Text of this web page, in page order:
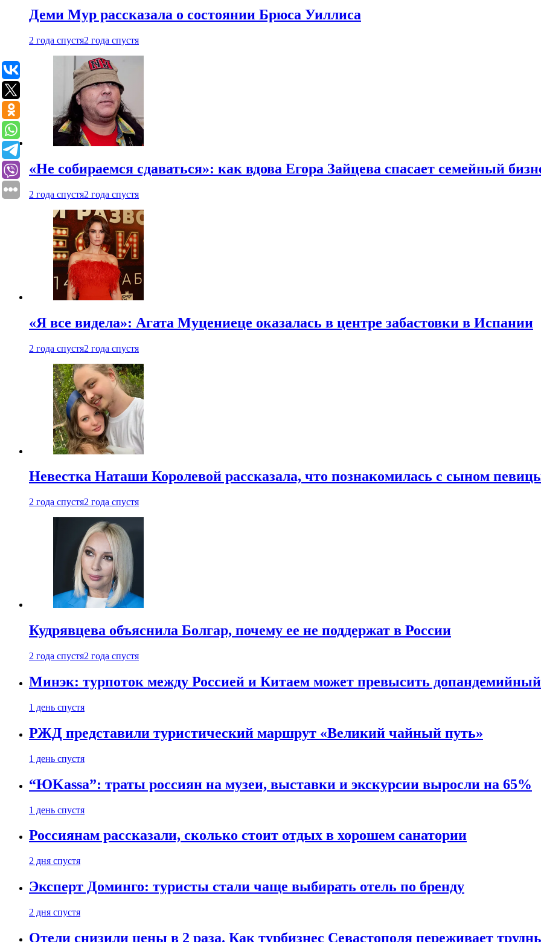
Деми Мур рассказала о состоянии Брюса Уиллиса
2 года спустя2 года спустя
«Не собираемся сдаваться»: как вдова Егора Зайцева спасает семейный
2 года спустя2 года спустя
«Я все видела»: Агата Муцениеце оказалась в центре забастовки в Испании
2 года спустя2 года спустя
Невестка Наташи Королевой рассказала, что познакомилась с сыном
2 года спустя2 года спустя
Кудрявцева объяснила Болгар, почему ее не поддержат в России
2 года спустя2 года спустя
Минэк: турпоток между Россией и Китаем может превысить
1 день спустя
РЖД представили туристический маршрут «Великий чайный путь»
1 день спустя
“ЮKassa”: траты россиян на музеи, выставки и экскурсии выросли на 65%
1 день спустя
Россиянам рассказали, сколько стоит отдых в хорошем санатории
2 дня спустя
Эксперт Доминго: туристы стали чаще выбирать отель по бренду
2 дня спустя
Отели снизили цены в 2 раза. Как турбизнес Севастополя переживает